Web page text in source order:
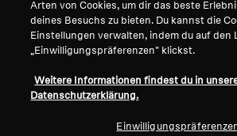
Geschäftsbedingungen für
Online-Verkäufe an Verbraucher
Richtlinie zur koordinierten
Sicherheitslücken
Arten von Cookies, um dir das beste
deines Besuchs zu bieten. Du kannst die
Einstellungen verwalten, indem du auf den
„Einwilligungspräferenzen" klickst.
Weitere Informationen findest du in
Datenschutzerklärung.